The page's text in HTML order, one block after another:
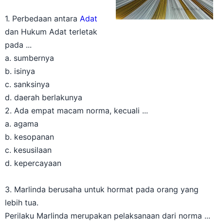
1. Perbedaan antara Adat
dan Hukum Adat terletak
pada ...
a. sumbernya
b. isinya
c. sanksinya
d. daerah berlakunya
2. Ada empat macam norma, kecuali ...
a. agama
b. kesopanan
c. kesusilaan
d. kepercayaan
3. Marlinda berusaha untuk hormat pada orang yang
lebih tua.
Perilaku Marlinda merupakan pelaksanaan dari norma ...